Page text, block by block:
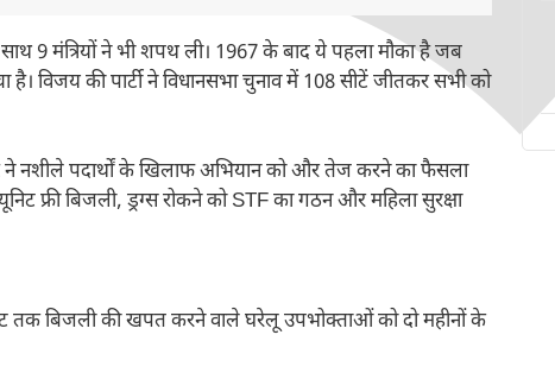
9 मंत्रियों ने भी शपथ ली। 1967 के बाद ये पहला मौका है जब
विजय की पार्टी ने विधानसभा चुनाव में 108 सीटें जीतकर सभी को
नशीले पदार्थों के खिलाफ अभियान को और तेज करने का फैसला
फ्री बिजली, ड्रग्स रोकने को STF का गठन और महिला सुरक्षा
तक बिजली की खपत करने वाले घरेलू उपभोक्ताओं को दो महीनों के